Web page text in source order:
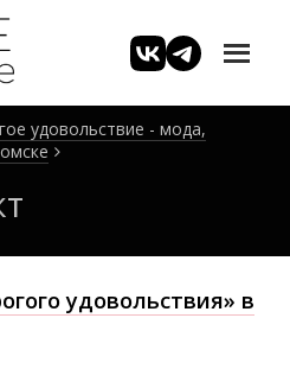
удовольствие - мода,
удовольствия» в